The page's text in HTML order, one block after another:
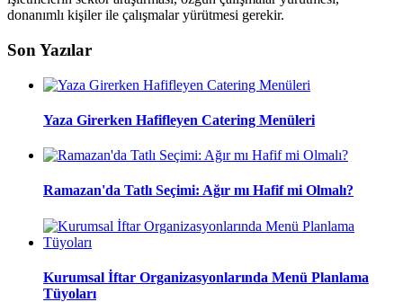
donanımlı kişiler ile çalışmalar yürütmesi gerekir.
Son Yazılar
Yaza Girerken Hafifleyen Catering Menüleri
Ramazan'da Tatlı Seçimi: Ağır mı Hafif mi Olmalı?
Kurumsal İftar Organizasyonlarında Menü Planlama
Tüyoları